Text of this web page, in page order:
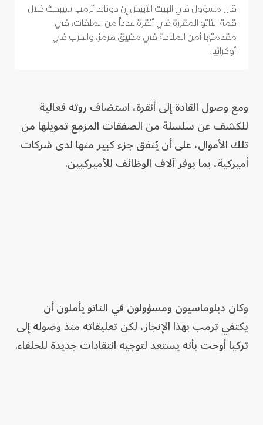
قال مسؤول في البيت الأبيض إن دونالد ترمب سيبحث خلال
قمة الناتو المقررة في أنقرة عدداً من الملفات، في
مقدمتها أمن الملاحة في مضيق هرمز، والحرب في
أوكرانيا.
ومع وصول القادة إلى أنقرة، استضاف روته فعالية
للكشف عن سلسلة من الصفقات المزمع تمويلها من
تلك الأموال، على أن يُنفق جزء كبير منها لدى شركات
أميركية، بما يوفر آلاف الوظائف للأميركيين.
وكان دبلوماسيون ومسؤولون في الناتو يأملون أن
يكتفي ترمب بهذا الإنجاز، لكن تعليقاته منذ وصوله إلى
تركيا أوحت بأنه يستعد لتوجيه انتقادات جديدة للحلفاء.